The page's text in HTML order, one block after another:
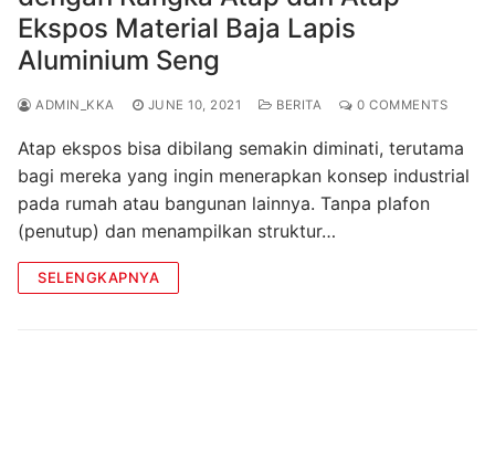
Ekspos Material Baja Lapis
Aluminium Seng
ADMIN_KKA JUNE 10, 2021 BERITA 0 COMMENTS
Atap ekspos bisa dibilang semakin diminati, terutama
bagi mereka yang ingin menerapkan konsep industrial
pada rumah atau bangunan lainnya. Tanpa plafon
(penutup) dan menampilkan struktur…
SELENGKAPNYA